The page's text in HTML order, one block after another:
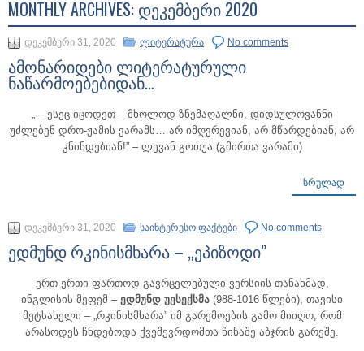
MONTHLY ARCHIVES: ᲓᲔᲙᲔᲛᲑᲔᲠᲘ 2020
დეკემბერი 31, 2020 ლიტერატურა No comments
ამონარიდები ლიტერატურული
ნაწარმოებებიდან…
„ – ესეც იცოდეთ – მხოლოდ ზნემაღალნი, დიდსულოვანნი
უძლებენ დრო-ჟამის ვარამს… არ იმღვრევიან, არ მწარდებიან, არ
კნინდებიან!” – ლევან გოთუა (გმირთა ვარამი)
ᲡᲠᲣᲚᲐᲓ
დეკემბერი 31, 2020 საინტერესო ფაქტები No comments
ედმუნდ რკინისმხარა – „ეპიზოდი”
ერთ-ერთი ფართოდ გავრცელებული ვერსიის თანახმად,
ინგლისის მეფემ – ედმუნდ უესექსმა (988-1016 წლები), თავისი
მეტსახელი – „რკინისმხარა” იმ გარემოების გამო მიიღო, რომ
არასოდეს ჩნდებოდა ქვეშევრდომთა წინაშე აბჯრის გარეშე.